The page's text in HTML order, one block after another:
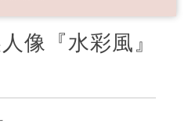
像『水彩風』